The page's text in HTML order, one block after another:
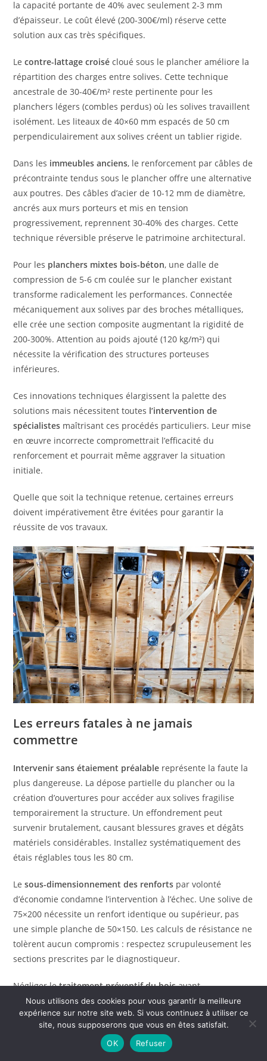
la capacité portante de 40% avec seulement 2-3 mm
d’épaisseur. Le coût élevé (200-300€/ml) réserve cette
solution aux cas très spécifiques.
Lecontre-lattage croisé cloué sous le plancher améliore la
répartition des charges entre solives. Cette technique
ancestrale de 30-40€/m² reste pertinente pour les
planchers légers (combles perdus) où les solives travaillent
isolément. Les liteaux de 40×60 mm espacés de 50 cm
perpendiculairement aux solives créent un tablier rigide.
Dans les immeubles anciens, le renforcement par câbles de
précontrainte tendus sous le plancher offre une alternative
aux poutres. Des câbles d’acier de 10-12 mm de diamètre,
ancrés aux murs porteurs et mis en tension
progressivement, reprennent 30-40% des charges. Cette
technique réversible préserve le patrimoine architectural.
Pour les planchers mixtes bois-béton, une dalle de
compression de 5-6 cm coulée sur le plancher existant
transforme radicalement les performances. Connectée
mécaniquement aux solives par des broches métalliques,
elle crée une section composite augmentant la rigidité de
200-300%. Attention au poids ajouté (120 kg/m²) qui
nécessite la vérification des structures porteuses
inférieures.
Ces innovations techniques élargissent la palette des
solutions mais nécessitent toutes l’intervention de
spécialistes maîtrisant ces procédés particuliers. Leur mise
en œuvre incorrecte compromettrait l’efficacité du
renforcement et pourrait même aggraver la situation
initiale.
Quelle que soit la technique retenue, certaines erreurs
doivent impérativement être évitées pour garantir la
réussite de vos travaux.
Les erreurs fatales à ne jamais
commettre
Intervenir sans étaiement préalable représente la faute la
plus dangereuse. La dépose partielle du plancher ou la
création d’ouvertures pour accéder aux solives fragilise
temporairement la structure. Un effondrement peut
survenir brutalement, causant blessures graves et dégâts
matériels considérables. Installez systématiquement des
étais réglables tous les 80 cm.
Lesous-dimensionnement des renforts par volonté
d’économie condamne l’intervention à l’échec. Une solive de
75×200 nécessite un renfort identique ou supérieur, pas
une simple planche de 50×150. Les calculs de résistance ne
tolèrent aucun compromis : respectez scrupuleusement les
sections prescrites par le diagnostiqueur.
Négliger letraitement préventif du boisavant
renforcement expose à une dégradation rapide. Appliquez
systématiquement un produit insecticide-fongicide certifié
CTB-P+ en deux couches généreuses. Laissez sécher 48
heures avant assemblage. Ce traitement de 5-8€/m²
Nous utilisons des cookies pour vous garantir la meilleure
expérience sur notre site web. Si vous continuez à utiliser ce
site, nous supposerons que vous en êtes satisfait.
OK
Refuser